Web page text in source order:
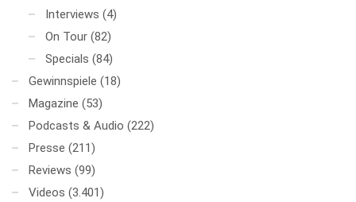
Interviews (4)
On Tour (82)
Specials (84)
Gewinnspiele (18)
Magazine (53)
Podcasts & Audio (222)
Presse (211)
Reviews (99)
Videos (3.401)